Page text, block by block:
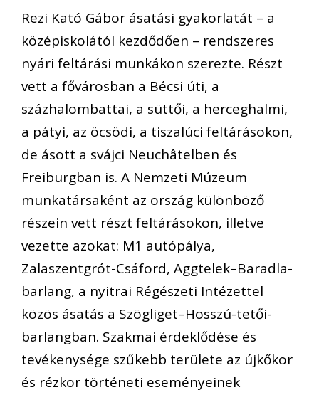
Rezi Kató Gábor ásatási gyakorlatát – a
középiskolától kezdődően – rendszeres
nyári feltárási munkákon szerezte. Részt
vett a fővárosban a Bécsi úti, a
százhalombattai, a süttői, a herceghalmi,
a pátyi, az öcsödi, a tiszalúci feltárásokon,
de ásott a svájci Neuchâtelben és
Freiburgban is. A Nemzeti Múzeum
munkatársaként az ország különböző
részein vett részt feltárásokon, illetve
vezette azokat: M1 autópálya,
Zalaszentgrót-Csáford, Aggtelek–Baradla-
barlang, a nyitrai Régészeti Intézettel
közös ásatás a Szögliget–Hosszú-tetői-
barlangban. Szakmai érdeklődése és
tevékenysége szűkebb területe az újkőkor
és rézkor történeti eseményeinek